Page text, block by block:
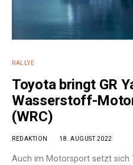
RALLYE
Toyota bringt GR
Wasserstoff-
(WRC)
REDAKTION 18. AUGUST 2022
Auch im Motorsport setzt sich